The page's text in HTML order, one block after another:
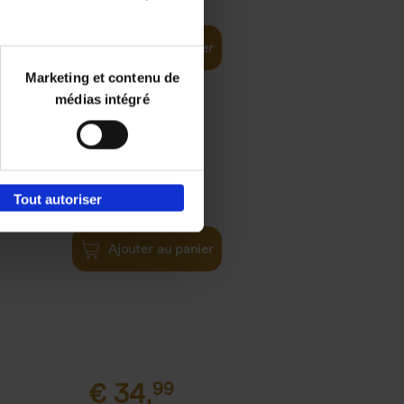
Marketing et contenu de
médias intégré
Tout autoriser
Ajouter au panier
€37,50
Ajouter au panier
€ 34,99